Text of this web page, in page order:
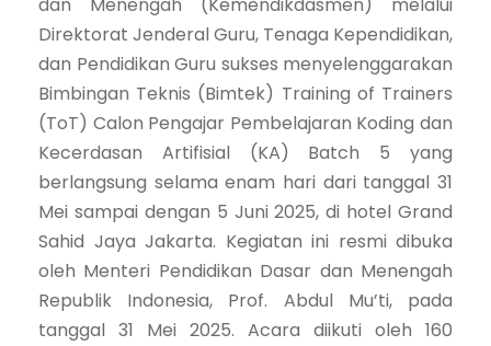
dan Menengah (Kemendikdasmen) melalui
Direktorat Jenderal Guru, Tenaga Kependidikan,
dan Pendidikan Guru sukses menyelenggarakan
Bimbingan Teknis (Bimtek) Training of Trainers
(ToT) Calon Pengajar Pembelajaran Koding dan
Kecerdasan Artifisial (KA) Batch 5 yang
berlangsung selama enam hari dari tanggal 31
Mei sampai dengan 5 Juni 2025, di hotel Grand
Sahid Jaya Jakarta. Kegiatan ini resmi dibuka
oleh Menteri Pendidikan Dasar dan Menengah
Republik Indonesia, Prof. Abdul Mu’ti, pada
tanggal 31 Mei 2025. Acara diikuti oleh 160